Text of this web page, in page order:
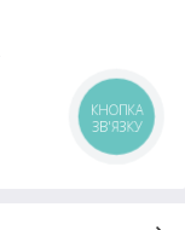
КНОПКА
ЗВ'ЯЗКУ